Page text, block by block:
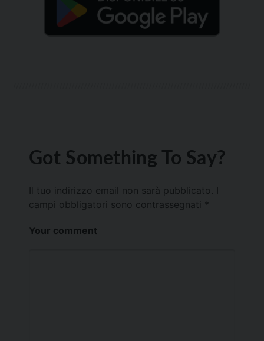
Got Something To Say?
Il tuo indirizzo email non sarà pubblicato.
campi obbligatori sono contrassegnati *
Your comment